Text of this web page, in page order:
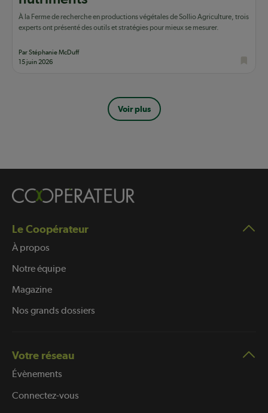
À la Ferme de recherche en productions végétales de Sollio Agriculture, trois
experts ont présenté des outils et stratégies pour mieux se mesurer.
Par Stéphanie McDuff
15 juin 2026
Voir plus
Le Coopérateur
À propos
Notre équipe
Magazine
Nos grands dossiers
Votre réseau
Évènements
Connectez-vous